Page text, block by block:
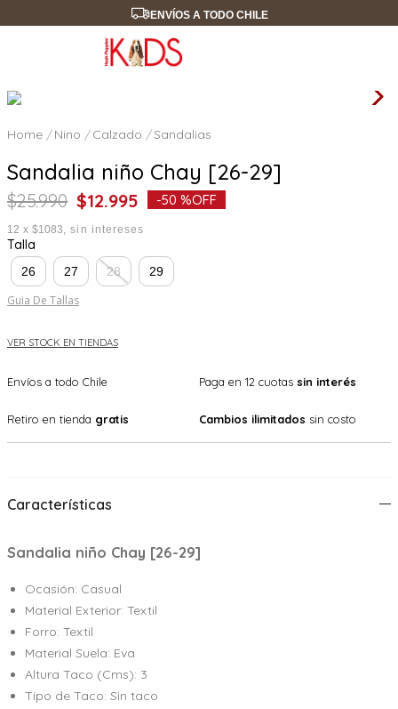
ENVÍOS A TODO CHILE
Nino Calzado Sandalias
Sandalia niño Chay [26-29]
$25.990 $12.995 -50 %OFF
12 x $1083 sin intereses
Talla
26 27 28 29
Guia De Tallas
VER STOCK EN TIENDAS
Envíos a todo Chile Paga en 12 cuotas sin interés
Retiro en tienda gratis Cambios ilimitados sin costo
Características
Sandalia niño Chay [26-29]
Ocasión: Casual
Material Exterior: Textil
Forro: Textil
Material Suela: Eva
Altura Taco (Cms): 3
Tipo de Taco: Sin taco